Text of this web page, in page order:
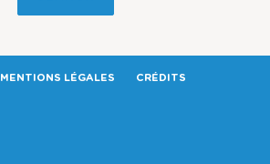
MENTIONS LÉGALES CRÉDITS